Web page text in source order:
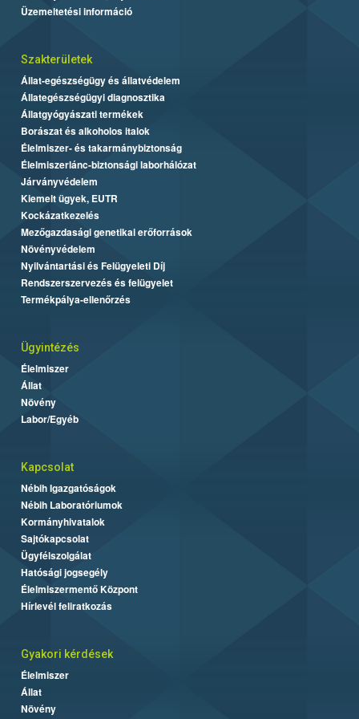
Üzemeltetési információ
Szakterületek
Állat-egészségügy és állatvédelem
Állategészségügyi diagnosztika
Állatgyógyászati termékek
Borászat és alkoholos italok
Élelmiszer- és takarmánybiztonság
Élelmiszerlánc-biztonsági laborhálózat
Járványvédelem
Kiemelt ügyek, EUTR
Kockázatkezelés
Mezőgazdasági genetikai erőforrások
Növényvédelem
Nyilvántartási és Felügyeleti Díj
Rendszerszervezés és felügyelet
Termékpálya-ellenőrzés
Ügyintézés
Élelmiszer
Állat
Növény
Labor/Egyéb
Kapcsolat
Nébih Igazgatóságok
Nébih Laboratóriumok
Kormányhivatalok
Sajtókapcsolat
Ügyfélszolgálat
Hatósági jogsegély
Élelmiszermentő Központ
Hírlevél feliratkozás
Gyakori kérdések
Élelmiszer
Állat
Növény